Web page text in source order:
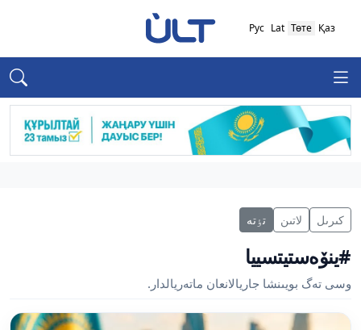
Қаз
Төте
Lat
Рус
كىرىل لاتىن تٶتە
#ينۆەستيتسييا
وسى تەگ بويىنشا جاريالانعان ماتەريالدار.